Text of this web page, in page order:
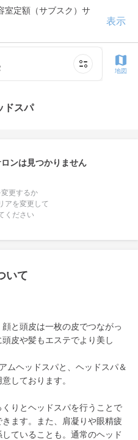
室定額（サブスク）サ
表示
地図
ドスパ
ンは見つかりません
更するか
アを変更して
ください
いて
と頭皮は一枚の皮でつながっ
皮や髪もエステでより美し
ムヘッドスパと、ヘッドスパ＆
しております。
りとヘッドスパを行うことで
ます。また、肩凝りや眼精疲
ていることも。通常のヘッド